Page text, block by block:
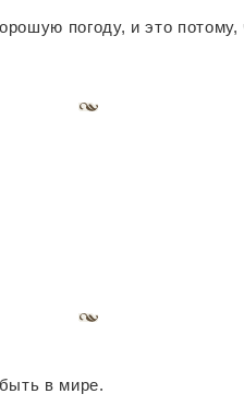
погоду, и это
в мире.